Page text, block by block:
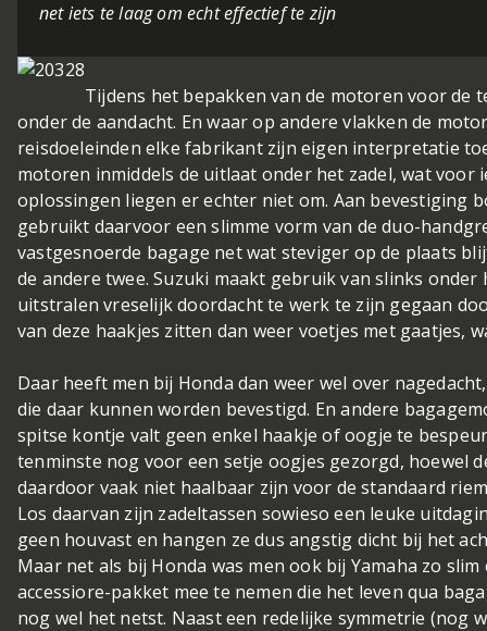
net iets te laag om echt effectief te zijn
Tijdens het bepakken van de motoren voor de
onder de aandacht. En waar op andere vlakken de
reisdoeleinden elke fabrikant zijn eigen interpretatie
motoren inmiddels de uitlaat onder het zadel, wat
oplossingen liegen er echter niet om. Aan bevestiging
gebruikt daarvoor een slimme vorm van de duo-
vastgesnoerde bagage net wat steviger op de plaats
de andere twee. Suzuki maakt gebruik van slinks
uitstralen vreselijk doordacht te werk te zijn gegaan
van deze haakjes zitten dan weer voetjes met gaatjes,
Daar heeft men bij Honda dan weer wel over
die daar kunnen worden bevestigd. En andere
spitse kontje valt geen enkel haakje of oogje te
tenminste nog voor een setje oogjes gezorgd, hoewel
daardoor vaak niet haalbaar zijn voor de standaard
Los daarvan zijn zadeltassen sowieso een leuke
geen houvast en hangen ze dus angstig dicht bij het
Maar net als bij Honda was men ook bij Yamaha zo
accessiore-pakket mee te nemen die het leven qua
nog wel het netst. Naast een redelijke symmetrie (nog